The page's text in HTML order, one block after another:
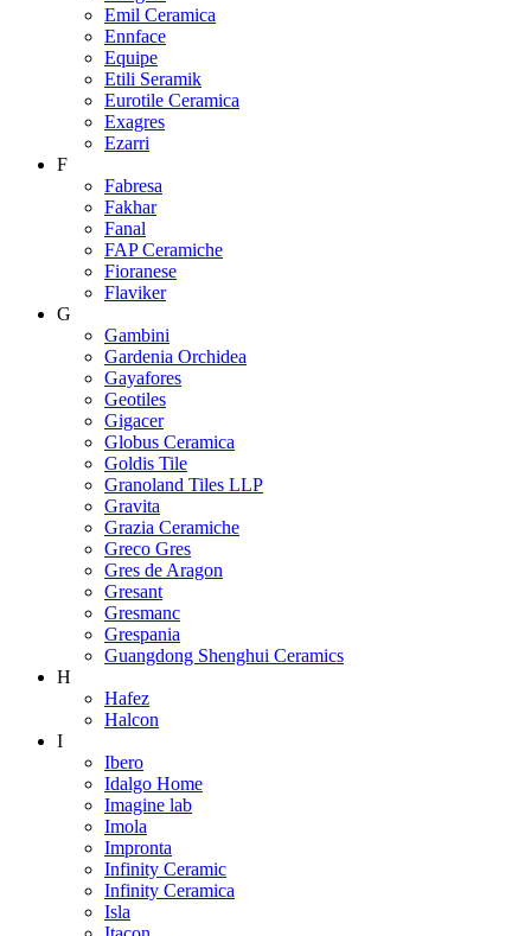
Emil Ceramica
Ennface
Equipe
Etili Seramik
Eurotile Ceramica
Exagres
Ezarri
F
Fabresa
Fakhar
Fanal
FAP Ceramiche
Fioranese
Flaviker
G
Gambini
Gardenia Orchidea
Gayafores
Geotiles
Gigacer
Globus Ceramica
Goldis Tile
Granoland Tiles LLP
Gravita
Grazia Ceramiche
Greco Gres
Gres de Aragon
Gresant
Gresmanc
Grespania
Guangdong Shenghui Ceramics
H
Hafez
Halcon
I
Ibero
Idalgo Home
Imagine lab
Imola
Impronta
Infinity Ceramic
Infinity Ceramica
Isla